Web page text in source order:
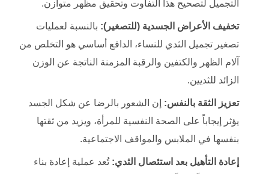
التجميل لتصحيح هذا التفاوت وتحقيق مظهر متوازن.
تخفيف الأعراض الجسدية (للتصغير): بالنسبة لعمليات
تصغير تجميل الثدي ‏للنساء، الدافع أساسي هو التخلص من
آلام الظهر والكتفين والرقبة المزمنة الناتجة عن الوزن
الزائد للثديين.
تعزيز الثقة بالنفس: إن الشعور بالرضا عن شكل الجسد
يؤثر إيجاباً على الصحة النفسية للمرأة، ويزيد من ثقتها
بنفسها في الملابس والمواقف الاجتماعية.
إعادة التأهيل بعد استئصال الثدي: تُعد عملية إعادة بناء